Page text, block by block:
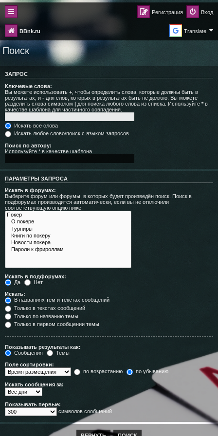
Вход
Регистрация
BBnk.ru Translate
Поиск
ЗАПРОС
Ключевые слова:
Вы можете использовать + , чтобы определить слова, которые должны быть в
результатах, и - для слов, которых в результатах быть не должно. Вы можете
разделить слова символом | для поиска любого слова из списка. Используйте *в
качестве шаблона для частичного совпадения.
Искать все слова
Искать любое слово/поиск с языком запросов
Поиск по автору:
Используйте * в качестве шаблона.
ПАРАМЕТРЫ ЗАПРОСА
Искать в форумах:
Выберите форум или форумы, в которых будет произведён поиск. Поиск в
подфорумах производится автоматически, если вы не отключили
соответствующую опцию ниже.
Искать в подфорумах:
Да
Нет
Искать:
В названиях тем и текстах сообщений
Только в текстах сообщений
Только по названию темы
Только в первом сообщении темы
Показывать результаты как:
Сообщения
Темы
Поле сортировки:
по возрастанию
по убыванию
Искать сообщения за:
Показывать первые:
символов сообщений